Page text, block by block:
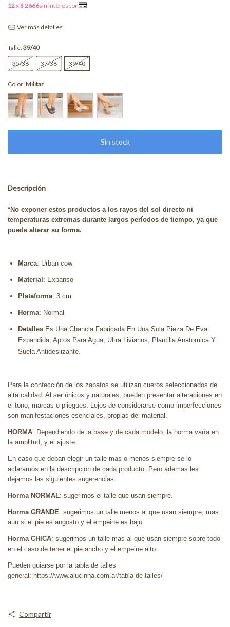
Ver más detalles
Talle:39/40
35/36 37/38 39/40
Color:Militar
Descripción
*No exponer estos productos a los rayos del sol directo ni
temperaturas extremas durante largos períodos de tiempo, ya que
puede alterar su forma.
Marca: Urban cow
Material: Expanso
Plataforma: 3 cm
Horma: Normal
Detalles:Es Una Chancla Fabricada En Una Sola Pieza De Eva
Expandida, Aptos Para Agua, Ultra Livianos, Plantilla Anatomica Y
Suela Antideslizante.
Para la confección de los zapatos se utilizan cueros seleccionados de
alta calidad. Al ser únicos y naturales, pueden presentar alteraciones en
el tono, marcas o pliegues. Lejos de considerarse como imperfecciones
son manifestaciones esenciales, propias del material.
HORMA: Dependiendo de la base y de cada modelo, la horma varía en
la amplitud, y el ajuste.
En caso que deban elegir un talle mas o menos siempre se lo
aclaramos en la descripción de cada producto. Pero además les
dejamos las siguientes sugerencias:
Horma NORMAL: sugerimos el talle que usan siempre.
Horma GRANDE: sugerimos un talle menos al que usan siempre, mas
aun si el pie es angosto y el empeine es bajo.
Horma CHICA: sugerimos un talle mas al que usan siempre sobre todo
en el caso de tener el pie ancho y el empeine alto.
Pueden guiarse por la tabla de talles
general: https://www.alucinna.com.ar/tabla-de-talles/
Compartir